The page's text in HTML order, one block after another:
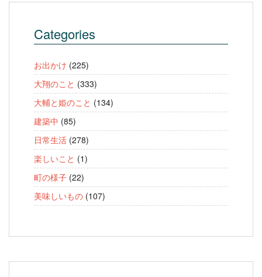
Categories
お出かけ (225)
大翔のこと (333)
大輔と姫のこと (134)
建築中 (85)
日常生活 (278)
楽しいこと (1)
町の様子 (22)
美味しいもの (107)